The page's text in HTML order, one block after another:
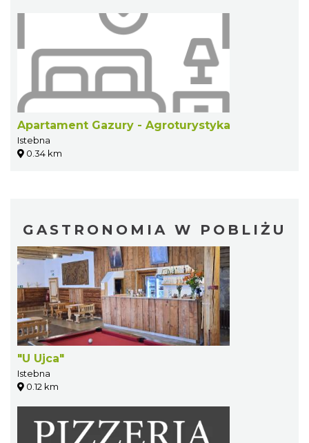
Apartament Gazury - Agroturystyka
Istebna
0.34 km
GASTRONOMIA W POBLIŻU
"U Ujca"
Istebna
0.12 km